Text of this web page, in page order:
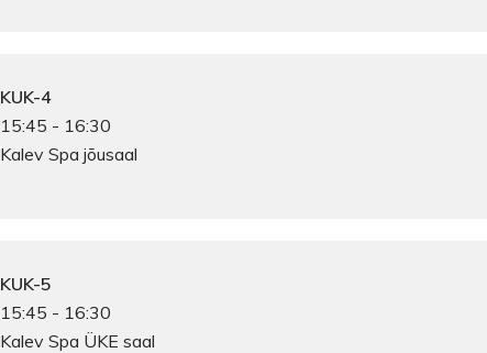
KUK-4
15:45 - 16:30
Kalev Spa jõusaal
KUK-5
15:45 - 16:30
Kalev Spa ÜKE saal